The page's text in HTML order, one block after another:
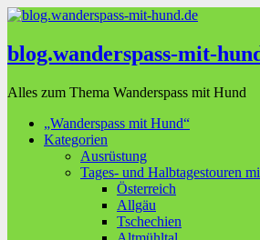
blog.wanderspass-mit-
Alles zum Thema Wanderspass mit Hund
„Wanderspass mit Hund“
Kategorien
Ausrüstung
Tages- und Halbtagestouren
Österreich
Allgäu
Tschechien